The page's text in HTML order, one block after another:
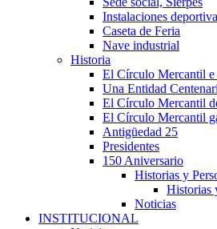
Instalaciones
Caseta de Feria
Nave industrial
Historia
El Círculo Mercantil
Una Entidad
El Círculo Mercantil
El Círculo Mercantil
Antigüedad 25
Presidentes
150 Aniversario
Historias y
Historias
Noticias
INSTITUCIONAL